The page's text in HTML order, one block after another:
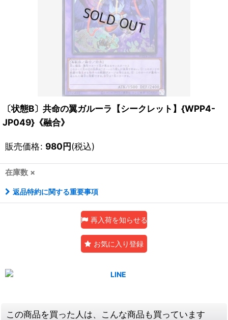
〔状態B〕共命の翼ガルーラ【シークレット】{WPP4-
JP049}《融合》
販売価格: 980円(税込)
在庫数 ×
返品特約に関する重要事項
再入荷を知らせる
お気に入り登録
この商品を買った人は、こんな商品も買っています